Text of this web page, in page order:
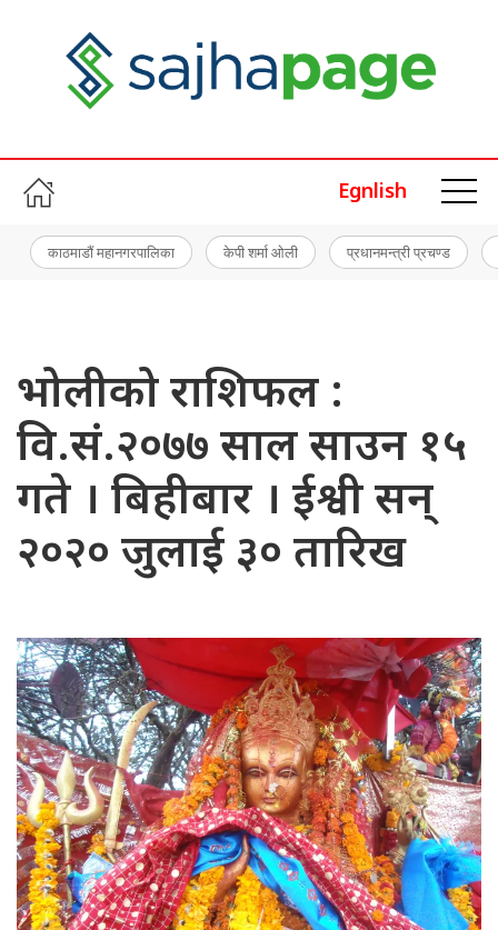
Egnlish
काठमाडौं महानगरपालिका केपी शर्मा ओली प्रधानमन्त्री प्रचण्ड
भोलीको राशिफल :
वि.सं.२०७७ साल साउन १५
गते । बिहीबार । ईश्वी सन्
२०२० जुलाई ३० तारिख